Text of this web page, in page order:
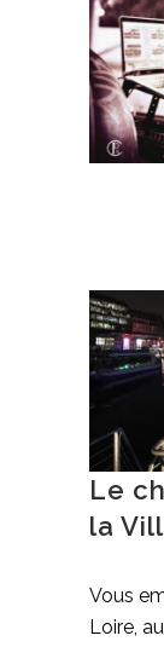
Le
la
Vous
Loire,